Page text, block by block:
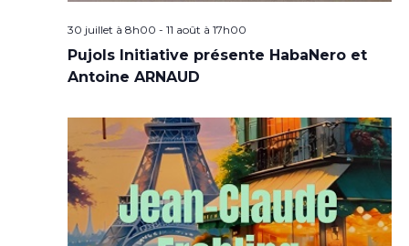
30 juillet à 8h00 - 11 août à 17h00
Pujols Initiative présente HabaNero et
Antoine ARNAUD